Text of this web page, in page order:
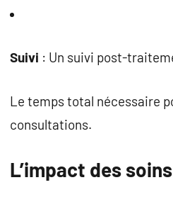
Suivi : Un suivi post-
Le temps total nécessaire
consultations.
L’impact des